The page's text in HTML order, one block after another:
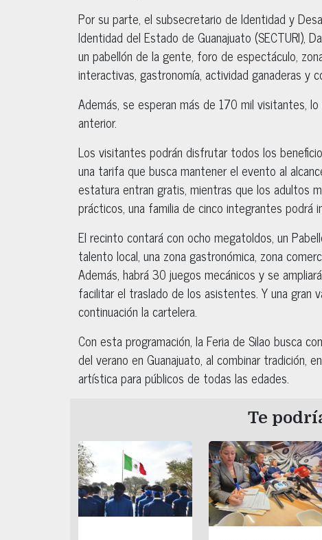
Por su parte, el subsecretario de Identidad y
Identidad del Estado de Guanajuato (SECTURI),
un pabellón de la gente, foro de espectáculo,
interactivas, gastronomía, actividad ganaderas y
Además, se esperan más de 170 mil visitantes,
anterior.
Los visitantes podrán disfrutar todos los
una tarifa que busca mantener el evento al
estatura entran gratis, mientras que los adultos
prácticos, una familia de cinco integrantes podrá
El recinto contará con ocho megatoldos, un
talento local, una zona gastronómica, zona
Además, habrá 30 juegos mecánicos y se
facilitar el traslado de los asistentes. Y una gran
continuación la cartelera.
Con esta programación, la Feria de Silao busca
del verano en Guanajuato, al combinar tradición,
artística para públicos de todas las edades.
Te